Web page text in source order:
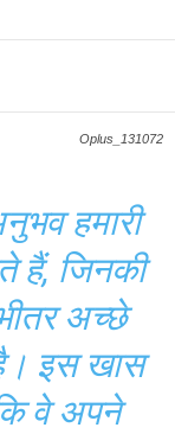
Oplus_131072
हमारी
हैं, जिनकी
अच्छे
इस खास
वे अपने